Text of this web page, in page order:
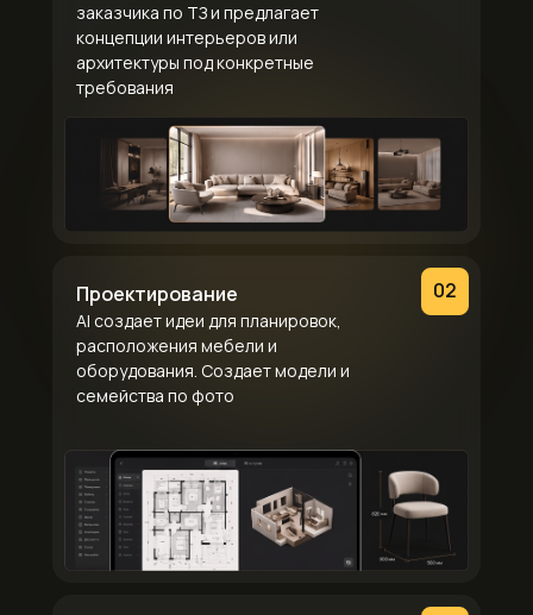
заказчика по ТЗ и предлагает
концепции интерьеров или
архитектуры под конкретные
требования
Проектирование
AI создает идеи для планировок,
расположения мебели и
оборудования. Создает модели и
семейства по фото
02